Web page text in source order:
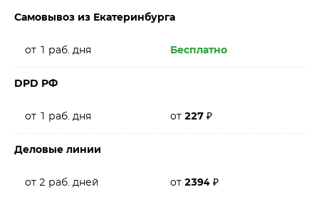
Самовывоз из Екатеринбурга
от 1 раб. дня Бесплатно
DPD РФ
от 1 раб. дня от 227 ₽
Деловые линии
от 2 раб. дней от 2394 ₽